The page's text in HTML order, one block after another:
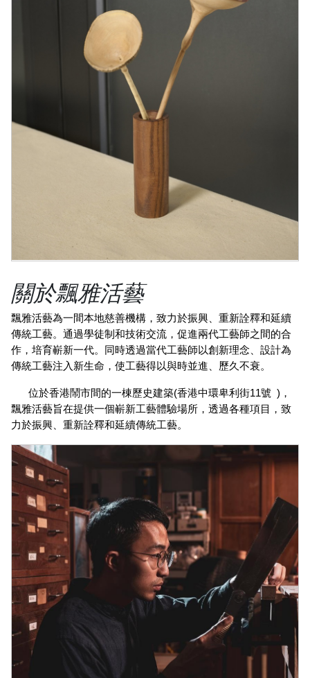
關於飄雅活藝
飄雅活藝為一間本地慈善機構，致力於振興、重新詮釋和延續
傳統工藝。通過學徒制和技術交流，促進兩代工藝師之間的合
作，培育嶄新一代。同時透過當代工藝師以創新理念、設計為
傳統工藝注入新生命，使工藝得以與時並進、歷久不衰。
位於香港鬧市間的一棟歷史建築(香港中環卑利街11號  )，
飄雅活藝旨在提供一個嶄新工藝體驗場所，透過各種項目，致
力於振興、重新詮釋和延續傳統工藝。